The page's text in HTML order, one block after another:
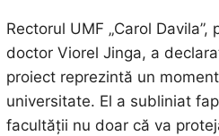
Rectorul UMF „Carol
doctor Viorel Jinga, a
proiect reprezintă un
universitate. El a subliniat
facultății nu doar că va